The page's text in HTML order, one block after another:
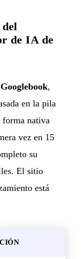
de IA de
Googlebook,
en la pila
forma nativa
vez en 15
su
El sitio
está